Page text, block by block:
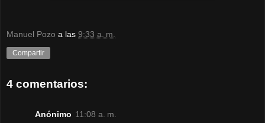
Manuel Pozo a las 9:33 a. m.
Compartir
4 comentarios:
Anónimo 11:08 a. m.